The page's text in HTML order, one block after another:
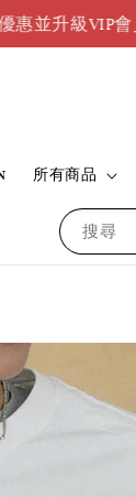
會員｜滿2萬
搜尋
所有商品